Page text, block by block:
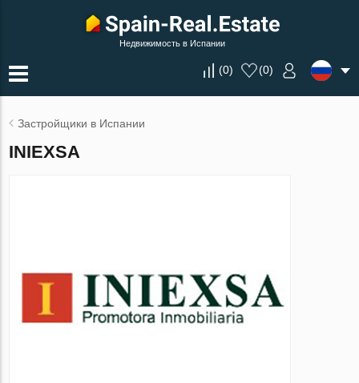
Недвижимость в Испании
(0) (0)
Застройщики в Испании
INIEXSA